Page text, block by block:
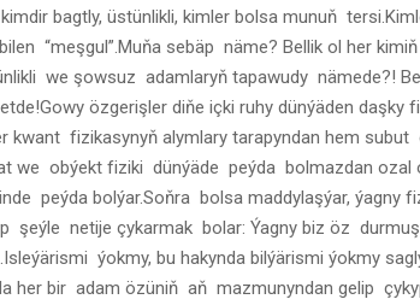
bagtly, üstünlikli, kimler bolsa munuň
“meşgul”.Muňa sebäp näme? Bellik ol her kimiň
we şowsuz adamlaryň tapawudy nämede?!
özgerişler diňe içki ruhy dünýäden daşky
kwant fizikasynyň alymlary tarapyndan hem subut
we obýekt fiziki dünýäde peýda bolmazdan ozal
peýda bolýar.Soňra bolsa maddylaşýar, ýagny
şeýle netije çykarmak bolar: Ýagny biz öz
ýokmy, bu hakynda bilýärismi ýokmy
her bir adam özüniň aň mazmunyndan gelip